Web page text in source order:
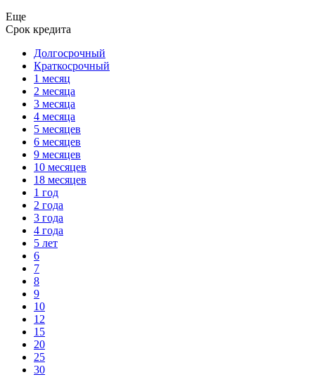
Еще
Срок кредита
Долгосрочный
Краткосрочный
1 месяц
2 месяца
3 месяца
4 месяца
5 месяцев
6 месяцев
9 месяцев
10 месяцев
18 месяцев
1 год
2 года
3 года
4 года
5 лет
6
7
8
9
10
12
15
20
25
30